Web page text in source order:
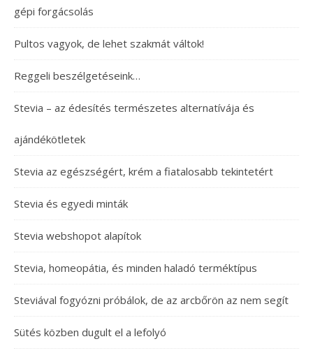
gépi forgácsolás
Pultos vagyok, de lehet szakmát váltok!
Reggeli beszélgetéseink…
Stevia – az édesítés természetes alternatívája és
ajándékötletek
Stevia az egészségért, krém a fiatalosabb tekintetért
Stevia és egyedi minták
Stevia webshopot alapítok
Stevia, homeopátia, és minden haladó terméktípus
Steviával fogyózni próbálok, de az arcbőrön az nem segít
Sütés közben dugult el a lefolyó